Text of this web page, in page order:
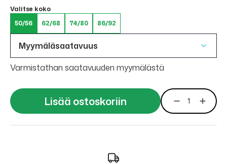
Valitse koko
50/56
62/68 74/80 86/92
Myymäläsaatavuus
Varmistathan saatavuuden myymälästä
Lisää ostoskoriin